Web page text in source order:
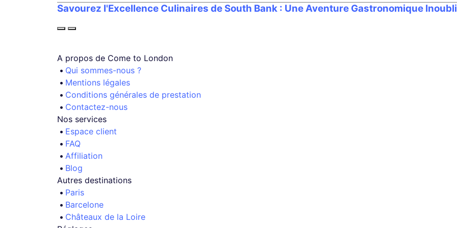
Savourez l'Excellence Culinaires de South Bank : Une Aventure Gastronomique
A propos de Come to London
Qui sommes-nous ?
Mentions légales
Conditions générales de prestation
Contactez-nous
Nos services
Espace client
FAQ
Affiliation
Blog
Autres destinations
Paris
Barcelone
Châteaux de la Loire